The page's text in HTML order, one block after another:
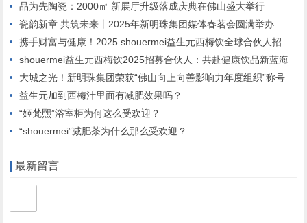
品为先陶瓷：2000㎡ 新展厅升级落成庆典在佛山盛大举行
瓷韵新章 共筑未来丨2025年新明珠集团媒体春茗会圆满举办
携手财富与健康！2025 shouermei益生元西梅饮全球合伙人招募启动”
shouermei益生元西梅饮2025招募合伙人：共赴健康饮品新蓝海
大城之光！新明珠集团荣获“佛山向上向善影响力年度组织”称号
益生元加到西梅汁里面有减肥效果吗？
“姬梵熙”浴室柜为何这么受欢迎？
“shouermei”减肥茶为什么那么受欢迎？
最新留言